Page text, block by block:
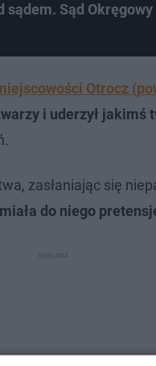
sądem. Sąd
Otrocz
i uderzył jakimś
zasłaniając się
do niego